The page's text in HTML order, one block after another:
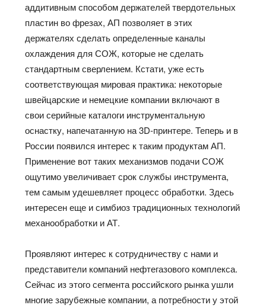
аддитивным способом держателей твердотельных
пластин во фрезах, АП позволяет в этих
держателях сделать определенные каналы
охлаждения для СОЖ, которые не сделать
стандартным сверлением. Кстати, уже есть
соответствующая мировая практика: некоторые
швейцарские и немецкие компании включают в
свои серийные каталоги инструментальную
оснастку, напечатанную на 3D-принтере. Теперь и в
России появился интерес к таким продуктам АП.
Применение вот таких механизмов подачи СОЖ
ощутимо увеличивает срок службы инструмента,
тем самым удешевляет процесс обработки. Здесь
интересен еще и симбиоз традиционных технологий
механообработки и АТ.
Проявляют интерес к сотрудничеству с нами и
представители компаний нефтегазового комплекса.
Сейчас из этого сегмента российского рынка ушли
многие зарубежные компании, а потребности у этой